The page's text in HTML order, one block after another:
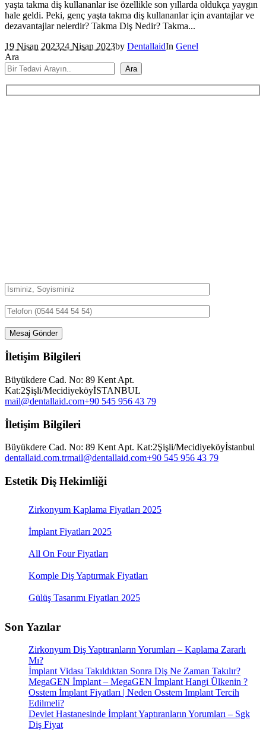
yaşta takma diş kullananlar ise özellikle son yıllarda oldukça yaygın
hale geldi. Peki, genç yaşta takma diş kullananlar için avantajlar ve
dezavantajlar nelerdir? Takma Diş Nedir? Takma...
19 Nisan 202324 Nisan 2023by DentallaidIn Genel
Ara
Ara
İletişim Bilgileri
Büyükdere Cad. No: 89 Kent Apt.
Kat:2Şişli/MecidiyeköyİSTANBUL
mail@dentallaid.com+90 545 956 43 79
İletişim Bilgileri
Büyükdere Cad. No: 89 Kent Apt. Kat:2Şişli/Mecidiyeköyİstanbul
dentallaid.com.trmail@dentallaid.com+90 545 956 43 79
Estetik Diş Hekimliği
Zirkonyum Kaplama Fiyatları 2025
İmplant Fiyatları 2025
All On Four Fiyatları
Komple Diş Yaptırmak Fiyatları
Gülüş Tasarımı Fiyatları 2025
Son Yazılar
Zirkonyum Diş Yaptıranların Yorumları – Kaplama Zararlı
Mı?
İmplant Vidası Takıldıktan Sonra Diş Ne Zaman Takılır?
MegaGEN İmplant – MegaGEN İmplant Hangi Ülkenin ?
Osstem İmplant Fiyatları | Neden Osstem Implant Tercih
Edilmeli?
Devlet Hastanesinde İmplant Yaptıranların Yorumları – Sgk
Diş Fiyat